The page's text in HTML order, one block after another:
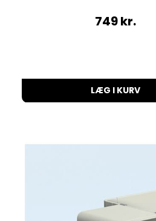
749kr.
LÆG I KURV